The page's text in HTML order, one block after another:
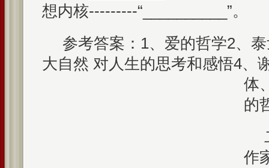
想内核---------“__________”。
参考答案：1、爱的哲学2、
大自然 对人生的思考和感悟4、
体
的
作